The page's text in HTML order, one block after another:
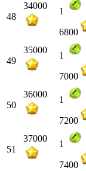
48
34000
1
6800
49
35000
1
7000
50
36000
1
7200
51
37000
1
7400